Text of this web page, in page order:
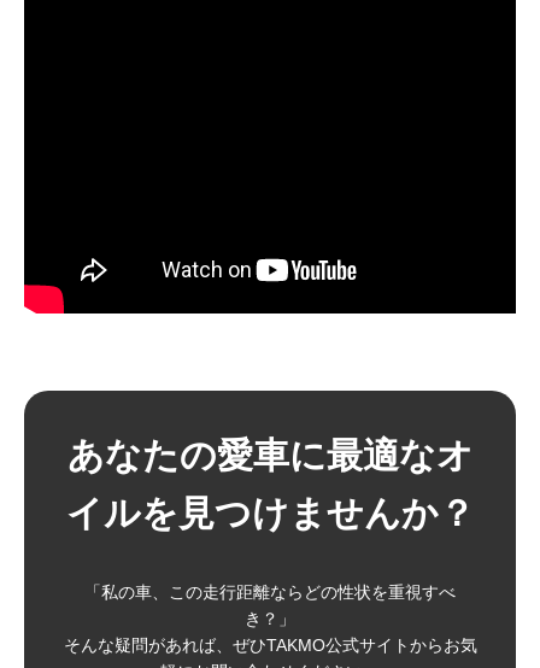
あなたの愛車に最適なオ
イルを見つけませんか？
「私の車、この走行距離ならどの性状を重視すべ
き？」
そんな疑問があれば、ぜひTAKMO公式サイトからお気